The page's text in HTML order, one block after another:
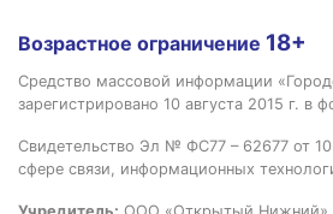
Возрастное ограничение 18+
Средство массовой информации
зарегистрировано 10 августа 2015 г. в
Свидетельство Эл № ФС77 – 62677 от
сфере связи, информационных